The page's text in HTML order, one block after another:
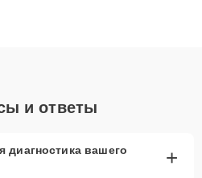
и ответы
диагностика вашего
+